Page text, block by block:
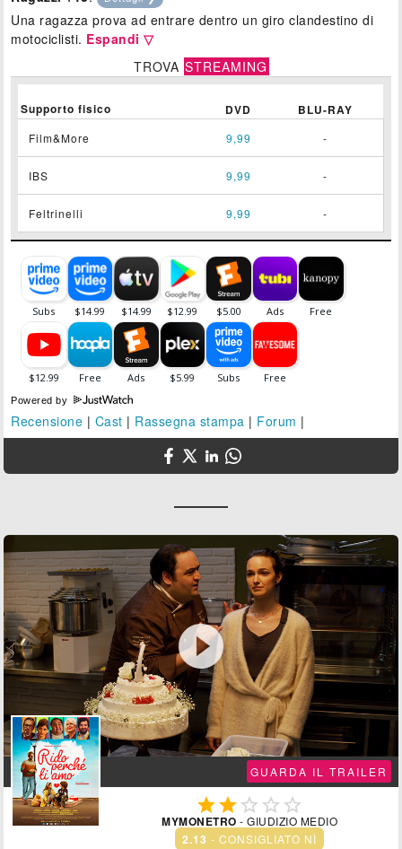
Una ragazza prova ad entrare dentro un giro clandestino di
motociclisti. Espandi ▽
TROVA STREAMING
Supporto fisico DVD BLU-RAY
Film&More 9,99 -
IBS 9,99 -
Feltrinelli 9,99 -
Powered by
Recensione | Cast | Rassegna stampa | Forum |

GUARDA IL TRAILER
   
MYMONETRO - GIUDIZIO MEDIO
2.13 - CONSIGLIATO NÌ